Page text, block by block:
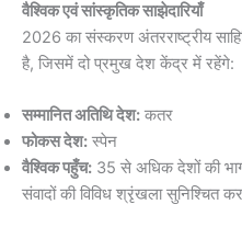
वैश्विक एवं सांस्कृतिक साझेदारियाँ
2026 का संस्करण अंतरराष्ट्रीय
है, जिसमें दो प्रमुख देश केंद्र में रहेंगे:
सम्मानित अतिथि देश: कतर
फोकस देश: स्पेन
वैश्विक पहुँच: 35 से अधिक देशों की
संवादों की विविध श्रृंखला सुनिश्चित